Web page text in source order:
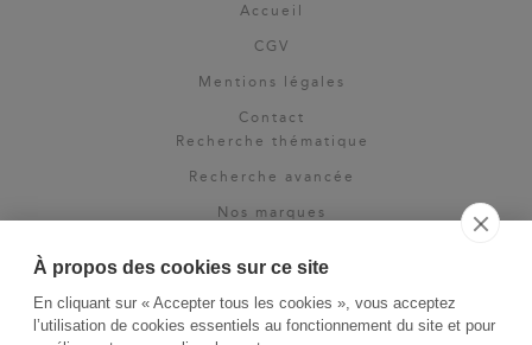
À propos des cookies sur ce site
En cliquant sur « Accepter tous les cookies », vous acceptez
l’utilisation de cookies essentiels au fonctionnement du site et pour
Accueil
CGV
Mentions légales
Contact
Recherche thématique
Recherche avancée
Nos marques
Espace pro
Newsletter